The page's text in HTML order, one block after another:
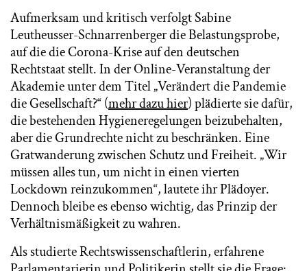
Aufmerksam und kritisch verfolgt Sabine
Leutheusser-Schnarrenberger die Belastungsprobe,
auf die die Corona-Krise auf den deutschen
Rechtstaat stellt. In der Online-Veranstaltung der
Akademie unter dem Titel „Verändert die Pandemie
die Gesellschaft?“ (mehr dazu hier) plädierte sie dafür,
die bestehenden Hygieneregelungen beizubehalten,
aber die Grundrechte nicht zu beschränken. Eine
Gratwanderung zwischen Schutz und Freiheit. „Wir
müssen alles tun, um nicht in einen vierten
Lockdown reinzukommen“, lautete ihr Plädoyer.
Dennoch bleibe es ebenso wichtig, das Prinzip der
Verhältnismäßigkeit zu wahren.
Als studierte Rechtswissenschaftlerin, erfahrene